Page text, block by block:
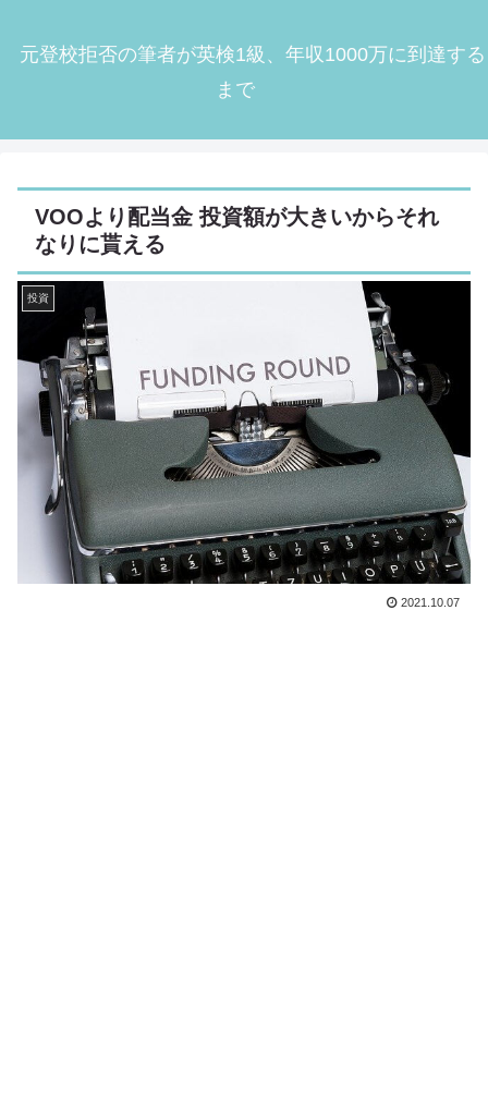
元登校拒否の筆者が英検1級、年収1000万に到達する
まで
VOOより配当金 投資額が大きいからそれ
なりに貰える
投資
2021.10.07